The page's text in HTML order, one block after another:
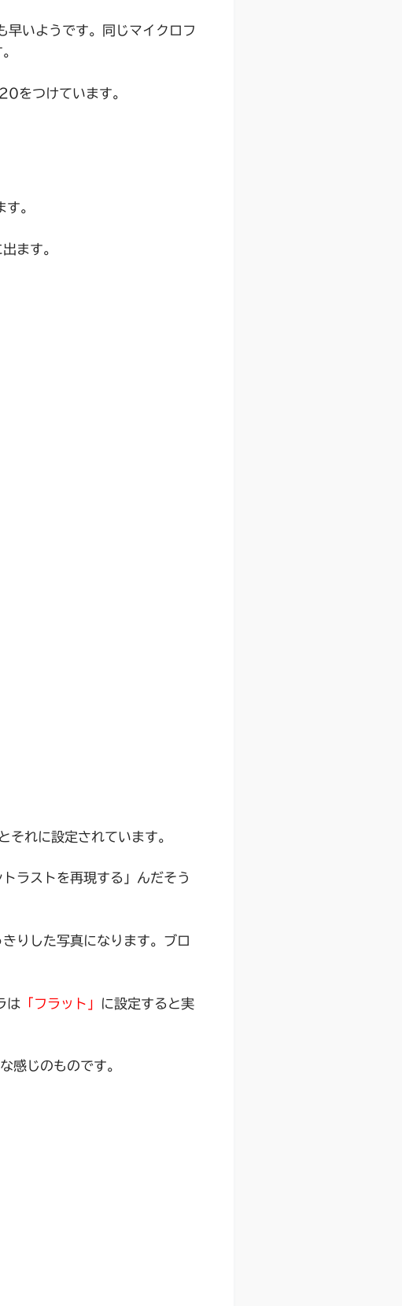
早いようです。同じマイクロフ
をつけています。
。
ます。
それに設定されています。
ラストを再現する」んだそう
りした写真になります。ブロ
は 「フラット」
に設定すると実
感じのものです。